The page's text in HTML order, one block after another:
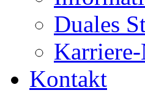
Duales
Kontakt